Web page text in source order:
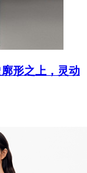
形之上，灵动